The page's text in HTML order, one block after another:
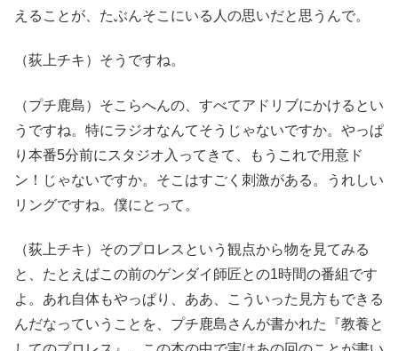
えることが、たぶんそこにいる人の思いだと思うんで。
（荻上チキ）そうですね。
（プチ鹿島）そこらへんの、すべてアドリブにかけるとい
うですね。特にラジオなんてそうじゃないですか。やっぱ
り本番5分前にスタジオ入ってきて、もうこれで用意ド
ン！じゃないですか。そこはすごく刺激がある。うれしい
リングですね。僕にとって。
（荻上チキ）そのプロレスという観点から物を見てみる
と、たとえばこの前のゲンダイ師匠との1時間の番組です
よ。あれ自体もやっぱり、ああ、こういった見方もできる
んだなっていうことを、プチ鹿島さんが書かれた『教養と